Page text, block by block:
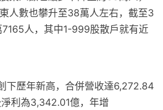
人數也攀升至38萬人左右，截至3
人，其中1-999股散戶就有近
下歷年新高，合併營收達6,272.84
利為3,342.01億，年增